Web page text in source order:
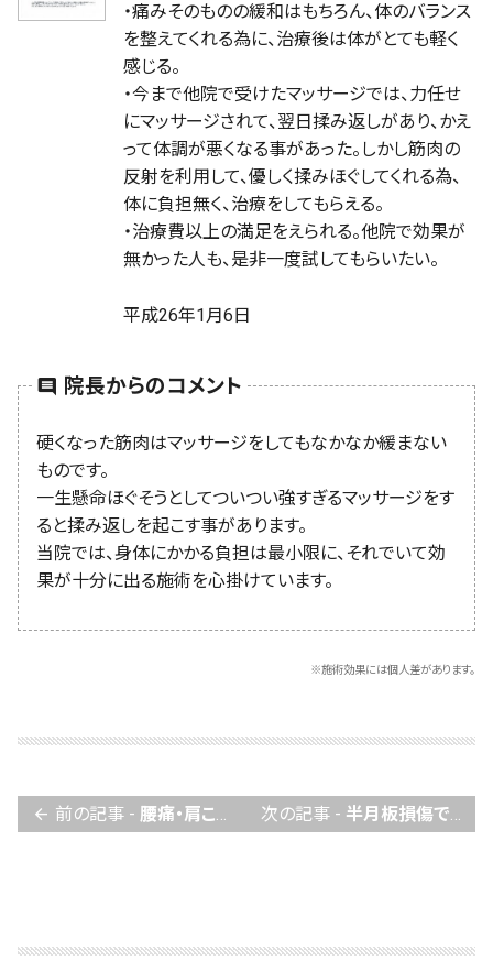
・痛みそのものの緩和はもちろん、体のバランス
を整えてくれる為に、治療後は体がとても軽く
感じる。
・今まで他院で受けたマッサージでは、力任せ
にマッサージされて、翌日揉み返しがあり、かえ
って体調が悪くなる事があった。しかし筋肉の
反射を利用して、優しく揉みほぐしてくれる為、
体に負担無く、治療をしてもらえる。
・治療費以上の満足をえられる。他院で効果が
無かった人も、是非一度試してもらいたい。
平成26年1月6日
comment 院長からのコメント
硬くなった筋肉はマッサージをしてもなかなか緩まない
ものです。
一生懸命ほぐそうとしてついつい強すぎるマッサージをす
ると揉み返しを起こす事があります。
当院では、身体にかかる負担は最小限に、それでいて効
果が十分に出る施術を心掛けています。
※施術効果には個人差があります。
arrow_back 前の記事 - 腰痛・肩こり・スポーツ痛、我が家の救急箱です。 次の記事 - 半月板損傷で整形外科で毎週注射を受けても痛みは減る事が無かった膝が、里見さんに受診するようになってから本当に良くなり、半年ぶりに正座出来ました。